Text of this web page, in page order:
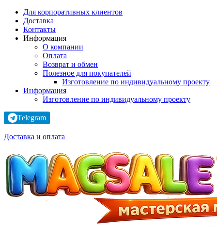
Для корпоративных клиентов
Доставка
Контакты
Информация
О компании
Оплата
Возврат и обмен
Полезное для покупателей
Изготовление по индивидуальному проекту
Информация
Изготовление по индивидуальному проекту
Telegram
Доставка и оплата